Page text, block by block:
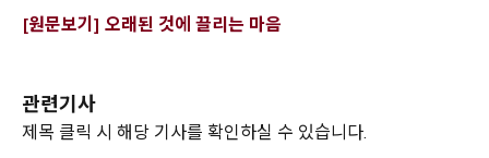
[원문보기] 오래된 것에 끌리는 마음
관련기사
제목 클릭 시 해당 기사를 확인하실 수 있습니다.